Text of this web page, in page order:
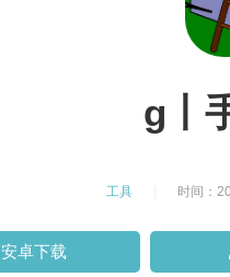
g丨
工具 时间：
安卓下载